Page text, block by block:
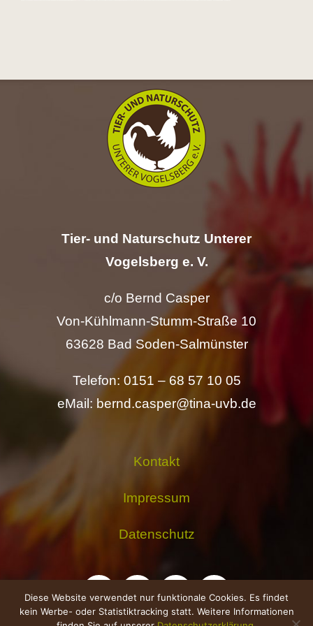
Tier- und Naturschutz Unterer
Vogelsberg e. V.
c/o Bernd Casper
Von-Kühlmann-Stumm-Straße 10
63628 Bad Soden-Salmünster
Telefon: 0151 – 68 57 10 05
eMail: bernd.casper@tina-uvb.de
Kontakt
Impressum
Datenschutz
Diese Website verwendet nur funktionale Cookies. Es findet
kein Werbe- oder Statistiktracking statt. Weitere Informationen